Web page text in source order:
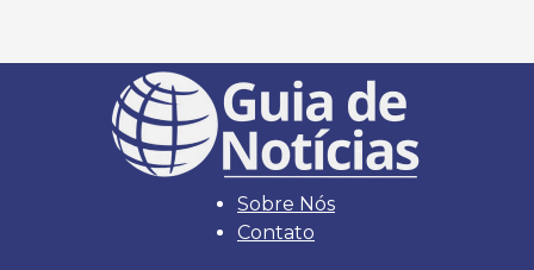
Sobre Nós
Contato